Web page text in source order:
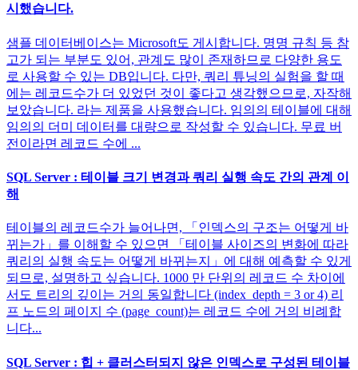
시했습니다.
샘플 데이터베이스는 Microsoft도 게시합니다. 명명 규칙 등 참
고가 되는 부분도 있어, 관계도 많이 존재하므로 다양한 용도
로 사용할 수 있는 DB입니다. 다만, 쿼리 튜닝의 실험을 할 때
에는 레코드수가 더 있었던 것이 좋다고 생각했으므로, 자작해
보았습니다. 라는 제품을 사용했습니다. 임의의 테이블에 대해
임의의 더미 데이터를 대량으로 작성할 수 있습니다. 무료 버
전이라면 레코드 수에 ...
SQL Server : 테이블 크기 변경과 쿼리 실행 속도 간의 관계 이
해
테이블의 레코드수가 늘어나면, 「인덱스의 구조는 어떻게 바
뀌는가」를 이해할 수 있으면 「테이블 사이즈의 변화에 따라
쿼리의 실행 속도는 어떻게 바뀌는지」에 대해 예측할 수 있게
되므로, 설명하고 싶습니다. 1000 만 단위의 레코드 수 차이에
서도 트리의 깊이는 거의 동일합니다 (index_depth = 3 or 4) 리
프 노드의 페이지 수 (page_count)는 레코드 수에 거의 비례합
니다...
SQL Server : 힙 + 클러스터되지 않은 인덱스로 구성된 테이블